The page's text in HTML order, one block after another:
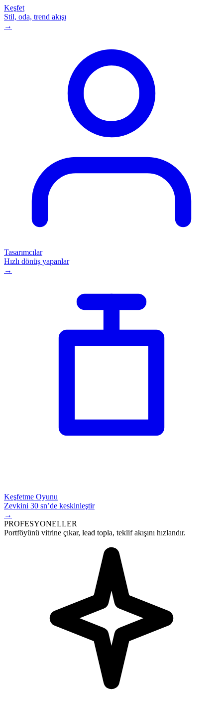
Keşfet
Stil, oda, trend akışı
→
Tasarımcılar
Hızlı dönüş yapanlar
→
Keşfetme Oyunu
Zevkini 30 sn’de keskinleştir
→
PROFESYONELLER
Portföyünü vitrine çıkar, lead topla, teklif akışını hızlandır.